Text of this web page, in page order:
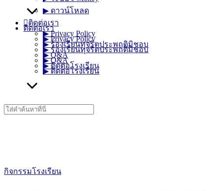
▶︎ ดาวน์โหลด
ติดต่อเรา
▶︎ Privacy Policy
▶︎ ร้องเรียนทุจริตประพฤติมิชอบ
▶︎ Q&A
▶︎ ติดต่อโรงเรียน
ติดต่อเรา
▶︎ Privacy Policy
▶︎ ร้องเรียนทุจริตประพฤติมิชอบ
▶︎ Q&A
▶︎ ติดต่อโรงเรียน
Search
for:
กิจกรรมโรงเรียน